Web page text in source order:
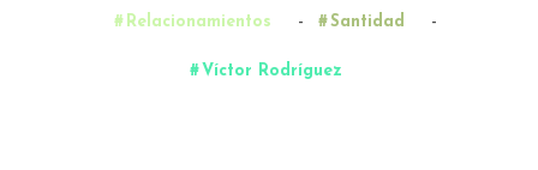
Relacionamientos - Santidad -
Víctor Rodríguez